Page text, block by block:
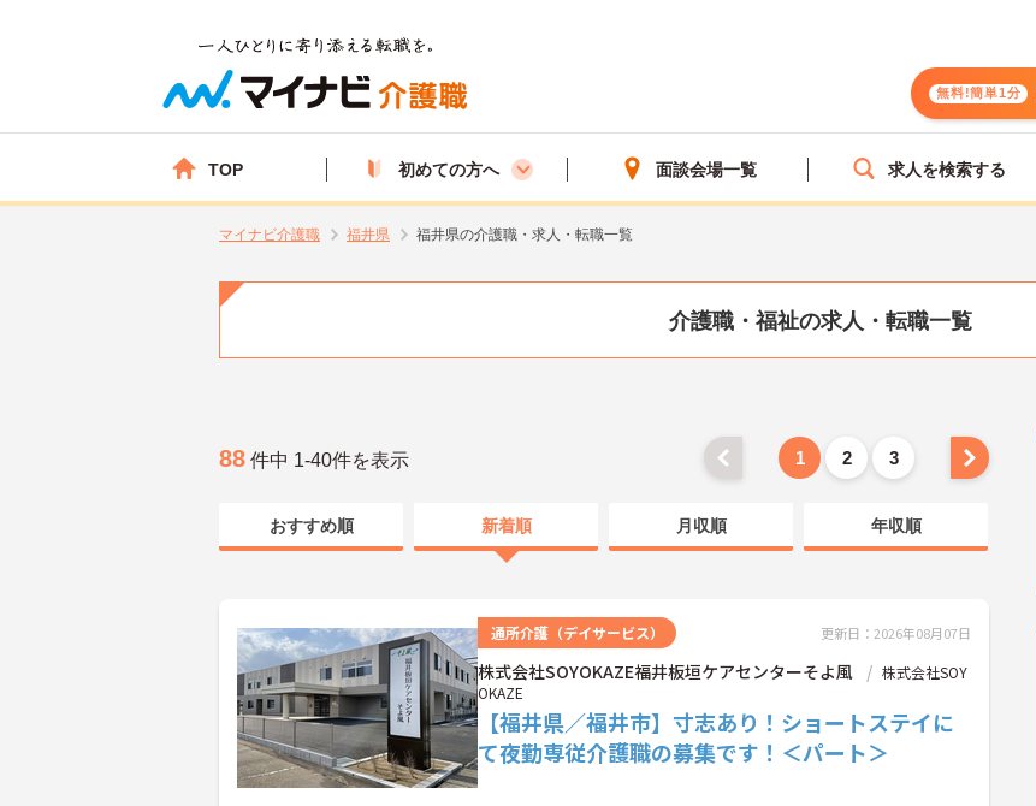
無料!簡単1分
TOP 初めての方へ 面談会場一覧 求人を検索する
マイナビ介護職 福井県 福井県の介護職・求人・転職一覧
介護職・福祉の求人・転職一覧
88 件中 1-40件を表示 1 2 3
おすすめ順 新着順 月収順 年収順
通所介護（デイサービス） 更新日：2026年08月07日
株式会社SOYOKAZE福井板垣ケアセンターそよ風
株式会社SOY
OKAZE
【福井県／福井市】寸志あり！ショートステイに
て夜勤専従介護職の募集です！＜パート＞